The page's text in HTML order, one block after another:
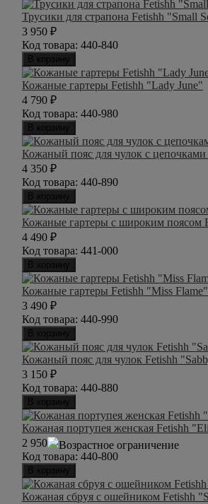
Трусики для страпона Fetishh "Small
3 950 ₽
Код товара: 440-840
В корзину
Кожаные гартеры Fetishh "Lady June"
4 790 ₽
Код товара: 440-980
В корзину
Кожаный пояс для чулок с
4 350 ₽
Код товара: 440-890
В корзину
Кожаные гартеры с широким поясом
4 490 ₽
Код товара: 441-000
В корзину
Кожаные гартеры Fetishh "Miss Flame"
3 490 ₽
Код товара: 440-990
В корзину
Кожаный пояс для чулок Fetishh
3 150 ₽
Код товара: 440-880
В корзину
Кожаная портупея женская Fetishh
2 950₽
Код товара: 440-800
В корзину
Кожаная сбруя с ошейником Fetishh